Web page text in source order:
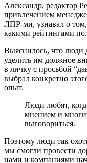
Александр, редактор
привлечением
ЛПР-ми, узнавал о
какими рейтингами
Выяснилось, что люди
уделить им должное
в личку с просьбой
выбрал конкретно
опыт.
Люди любят,
мнением и
выговориться.
Поэтому люди так
мы смогли провести
нами и компаниями